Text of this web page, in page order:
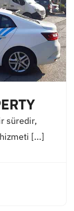
süredir,
[...]